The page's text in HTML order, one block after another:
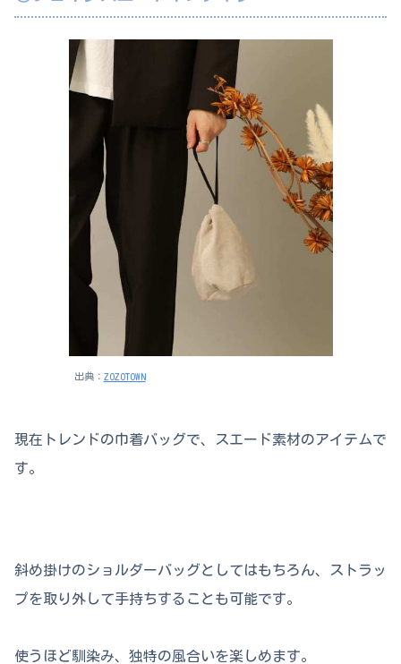
出典： ZOZOTOWN
現在トレンドの巾着バッグで、スエード素材のアイテムで
す。
斜め掛けのショルダーバッグとしてはもちろん、ストラッ
プを取り外して手持ちすることも可能です。
使うほど馴染み、独特の風合いを楽しめます。